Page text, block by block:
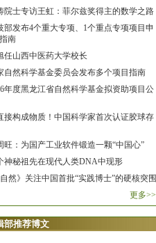
院士专访王虹：菲尔兹奖得主的数学之路
部发布4个重大专项、1个重点专项项目申
南
任山西中医药大学校长
自然科学基金委员会发布多个项目指南
年度黑龙江省自然科学基金拟资助项目公
接构成物质！中国科学家首次认证胶球存
旺：为国产工业软件锻造一颗“中国心”
神秘祖先在现代人类DNA中现形
自然》关注中国首批“实践博士”的硬核突围
更多>>
部推荐博文